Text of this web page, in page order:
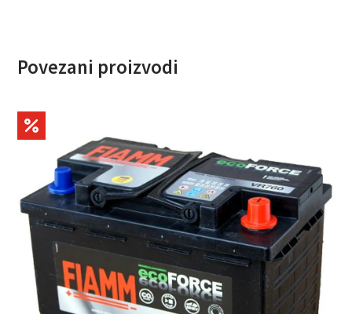
Povezani proizvodi